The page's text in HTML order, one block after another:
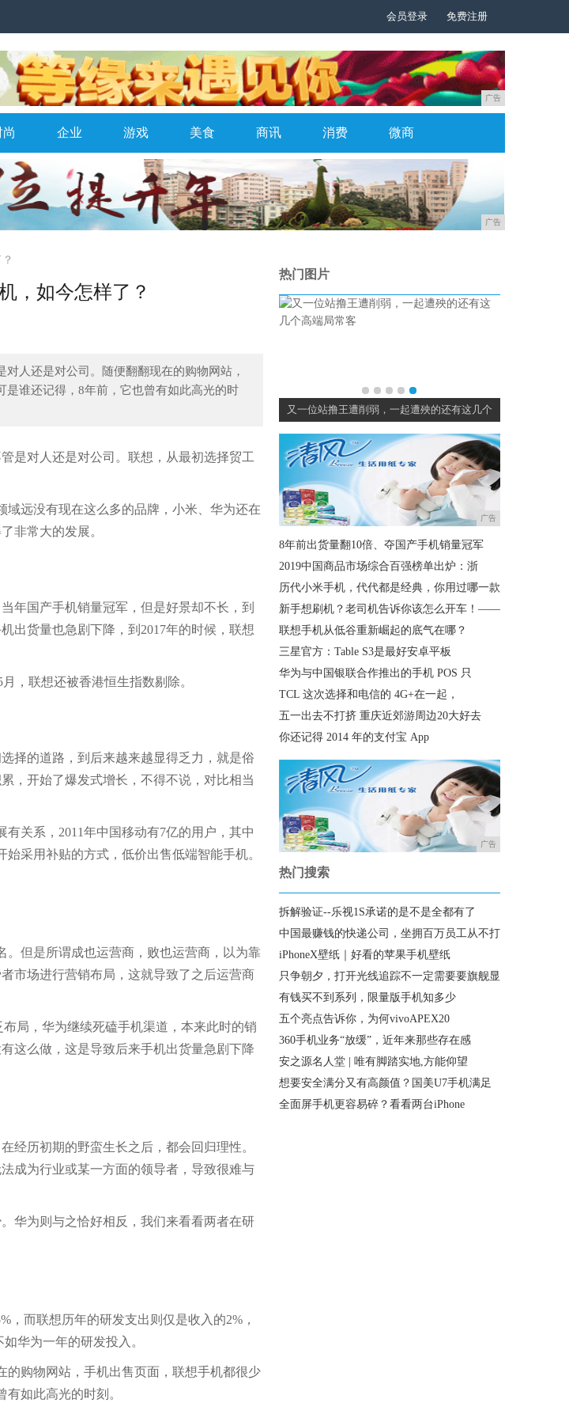
会员登录 免费注册
广告
尚 企业 游戏 美食 商讯 消费 微商
广告
，如今怎样了？
人还是对公司。随便翻翻现在的购物网站，
谁还记得，8年前，它也曾有如此高光的时
是对人还是对公司。联想，从最初选择贸工
域远没有现在这么多的品牌，小米、华为还在
非常大的发展。
年国产手机销量冠军，但是好景却不长，到
出货量也急剧下降，到2017年的时候，联想
，联想还被香港恒生指数剔除。
择的道路，到后来越来越显得乏力，就是俗
，开始了爆发式增长，不得不说，对比相当
关系，2011年中国移动有7亿的用户，其中
采用补贴的方式，低价出售低端智能手机。
。但是所谓成也运营商，败也运营商，以为靠
市场进行营销布局，这就导致了之后运营商
局，华为继续死磕手机渠道，本来此时的销
这么做，这是导致后来手机出货量急剧下降
经历初期的野蛮生长之后，都会回归理性。
成为行业或某一方面的领导者，导致很难与
华为则与之恰好相反，我们来看看两者在研
，而联想历年的研发支出则仅是收入的2%，
华为一年的研发投入。
的购物网站，手机出售页面，联想手机都很少
如此高光的时刻。
热门图片
又一位站撸王遭削弱，一起遭殃的还有这几个
广告
8年前出货量翻10倍、夺国产手机销量冠军
2019中国商品市场综合百强榜单出炉：浙
历代小米手机，代代都是经典，你用过哪一款
新手想刷机？老司机告诉你该怎么开车！——
联想手机从低谷重新崛起的底气在哪？
三星官方：Table S3是最好安卓平板
华为与中国银联合作推出的手机 POS 只
TCL 这次选择和电信的 4G+在一起，
五一出去不打挤 重庆近郊游周边20大好去
你还记得 2014 年的支付宝 App
广告
热门搜索
拆解验证--乐视1S承诺的是不是全都有了
中国最赚钱的快递公司，坐拥百万员工从不打
iPhoneX壁纸｜好看的苹果手机壁纸
只争朝夕，打开光线追踪不一定需要要旗舰显
有钱买不到系列，限量版手机知多少
五个亮点告诉你，为何vivoAPEX20
360手机业务“放缓”，近年来那些存在感
安之源名人堂 | 唯有脚踏实地,方能仰望
想要安全满分又有高颜值？国美U7手机满足
全面屏手机更容易碎？看看两台iPhone